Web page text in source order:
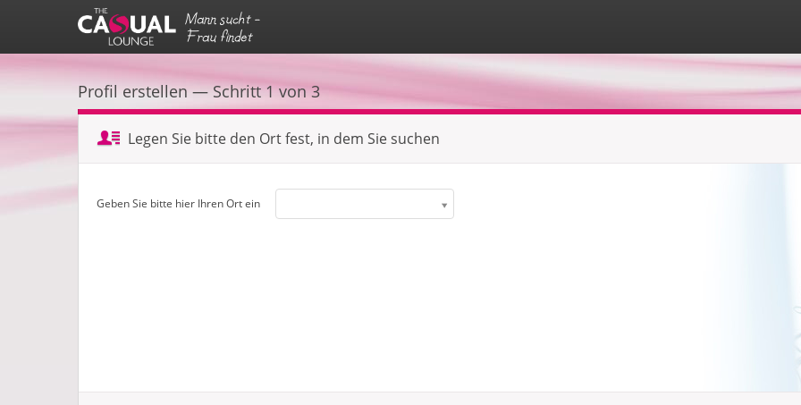
Mann sucht -
Frau findet
Profil erstellen — Schritt 1 von 3
Legen Sie bitte den Ort fest, in dem Sie suchen
Geben Sie bitte hier Ihren Ort ein